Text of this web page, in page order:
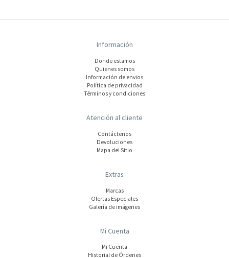
Información
Donde estamos
Quienes somos
Información de envios
Polí­tica de privacidad
Términos y condiciones
Atención al cliente
Contáctenos
Devoluciones
Mapa del Sitio
Extras
Marcas
Ofertas Especiales
Galería de imágenes
Mi Cuenta
Mi Cuenta
Historial de Órdenes